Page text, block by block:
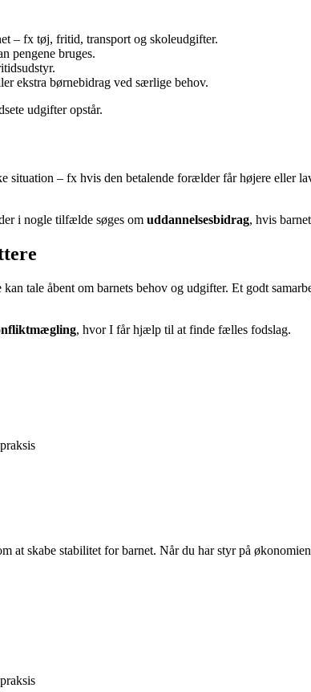
– fx tøj, fritid, transport og skoleudgifter.
pengene bruges.
ekstra børnebidrag ved særlige behov.
udgifter opstår.
– fx hvis den betalende forælder får højere eller
i nogle tilfælde søges om uddannelsesbidrag, hvis
tale åbent om barnets behov og udgifter. Et godt
, hvor I får hjælp til at finde fælles fodslag.
at skabe stabilitet for barnet. Når du har styr på